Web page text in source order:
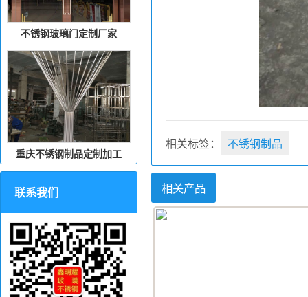
不锈钢玻璃门定制厂家
重庆不锈钢制品定制加工
联系我们
相关标签： 不锈钢制品
相关产品